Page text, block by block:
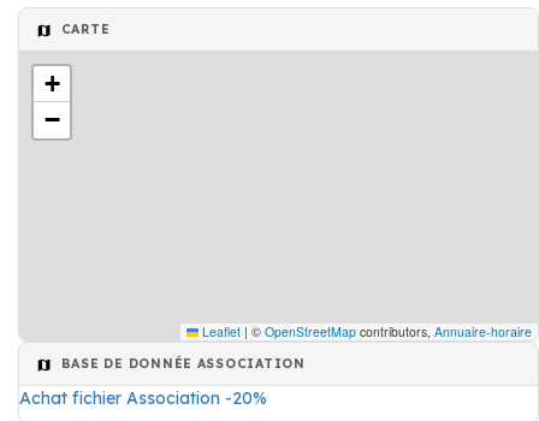
CARTE
+
−
Leaflet | © OpenStreetMap contributors, Annuaire-horaire
BASE DE DONNÉE ASSOCIATION
Achat fichier Association -20%